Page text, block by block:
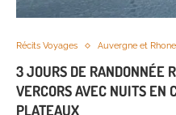
Récits Voyages Auvergne et
3 JOURS DE RANDONNÉE
VERCORS AVEC NUITS EN
PLATEAUX